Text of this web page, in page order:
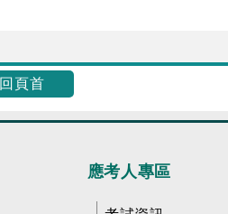
回頁首
應考人專區